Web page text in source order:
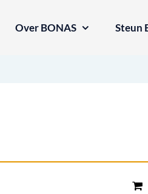
Over BONAS Steun